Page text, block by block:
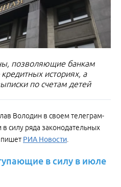
позволяющие банкам
историях, а
по счетам детей
Володин в своем телеграм-
силу ряда законодательных
пишет РИА Новости.
в силу в июле